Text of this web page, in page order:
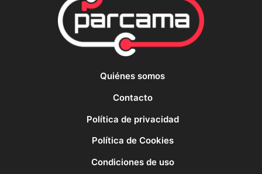
Quiénes somos
Contacto
Política de privacidad
Política de Cookies
Condiciones de uso